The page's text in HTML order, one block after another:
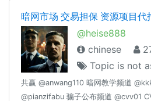
@heise888
chinese
Topic is not
共赢 @anwang110 暗网教学频道
@pianzifabu 骗子公布频道 @cvv01